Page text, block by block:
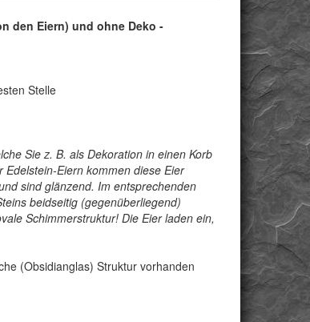
den Eiern) und ohne Deko -
Stelle
Sie z. B. als Dekoration in einen Korb
Eiern kommen diese Eier
sind glänzend. Im entsprechenden
beidseitig (gegenüberliegend)
Schimmerstruktur! Die Eier laden ein,
(Obsidianglas) Struktur vorhanden